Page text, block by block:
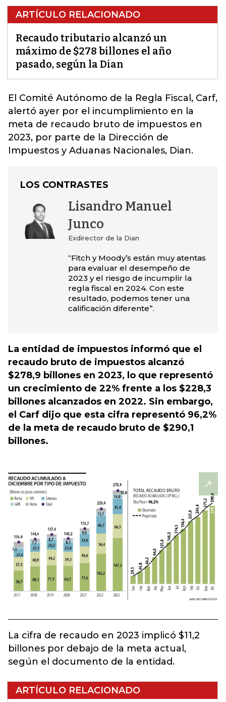
ARTÍCULO RELACIONADO
Recaudo tributario alcanzó un
máximo de $278 billones el año
pasado, según la Dian
El Comité Autónomo de la Regla Fiscal, Carf,
alertó ayer por el incumplimiento en la
meta de recaudo bruto de impuestos en
2023, por parte de la Dirección de
Impuestos y Aduanas Nacionales, Dian.
LOS CONTRASTES
Lisandro Manuel
Junco
Exdirector de la Dian
“Fitch y Moody’s están muy atentas
para evaluar el desempeño de
2023 y el riesgo de incumplir la
regla fiscal en 2024. Con este
resultado, podemos tener una
calificación diferente”.
La entidad de impuestos informó que el
recaudo bruto de impuestos alcanzó
$278,9 billones en 2023, lo que representó
un crecimiento de 22% frente a los $228,3
billones alcanzados en 2022. Sin embargo,
el Carf dijo que esta cifra representó 96,2%
de la meta de recaudo bruto de $290,1
billones.
La cifra de recaudo en 2023 implicó $11,2
billones por debajo de la meta actual,
según el documento de la entidad.
ARTÍCULO RELACIONADO